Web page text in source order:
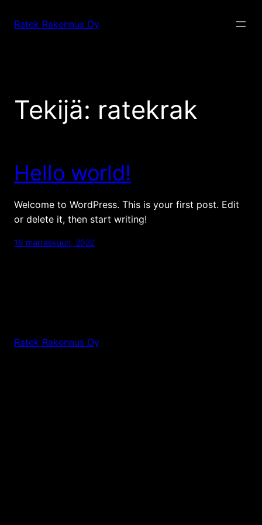
sisältöön
Ratek Rakennus Oy
Tekijä: ratekrak
Hello world!
Welcome to WordPress. This is your first post. Edit
or delete it, then start writing!
16 marraskuun, 2022
Ratek Rakennus Oy